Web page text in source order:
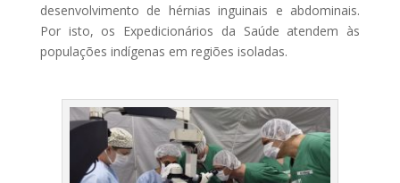
desenvolvimento de hérnias inguinais e abdominais.
Por isto, os Expedicionários da Saúde atendem às
populações indígenas em regiões isoladas.